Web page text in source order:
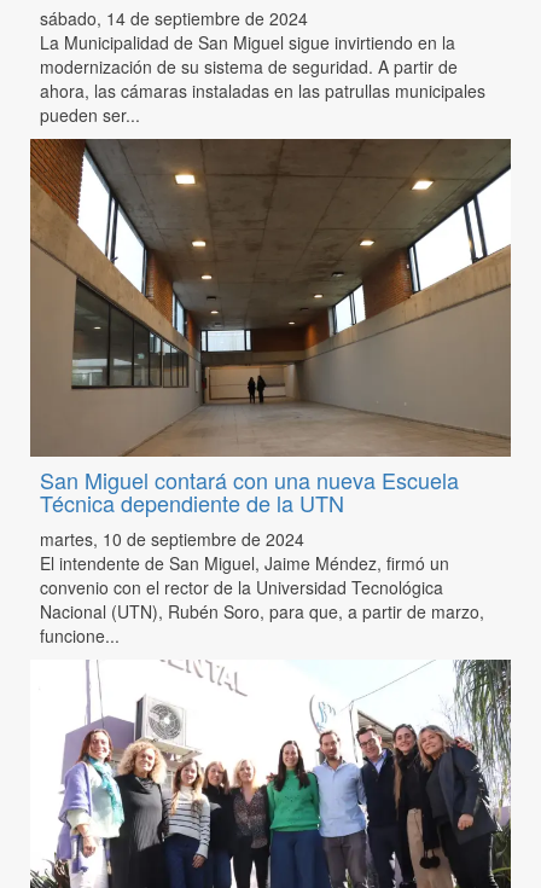
sábado, 14 de septiembre de 2024
La Municipalidad de San Miguel sigue invirtiendo en la
modernización de su sistema de seguridad. A partir de
ahora, las cámaras instaladas en las patrullas municipales
pueden ser...
San Miguel contará con una nueva Escuela
Técnica dependiente de la UTN
martes, 10 de septiembre de 2024
El intendente de San Miguel, Jaime Méndez, firmó un
convenio con el rector de la Universidad Tecnológica
Nacional (UTN), Rubén Soro, para que, a partir de marzo,
funcione...